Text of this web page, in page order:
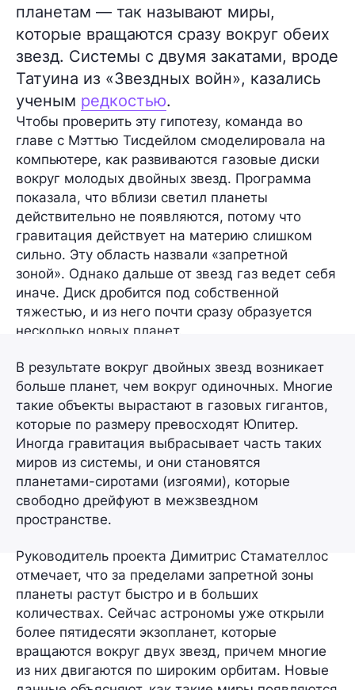
планетам — так называют миры,
которые вращаются сразу вокруг обеих
звезд. Системы с двумя закатами, вроде
Татуина из «Звездных войн», казались
ученым редкостью.
Чтобы проверить эту гипотезу, команда во
главе с Мэттью Тисдейлом смоделировала на
компьютере, как развиваются газовые диски
вокруг молодых двойных звезд. Программа
показала, что вблизи светил планеты
действительно не появляются, потому что
гравитация действует на материю слишком
сильно. Эту область назвали «запретной
зоной». Однако дальше от звезд газ ведет себя
иначе. Диск дробится под собственной
тяжестью, и из него почти сразу образуется
несколько новых планет.
В результате вокруг двойных звезд возникает
больше планет, чем вокруг одиночных. Многие
такие объекты вырастают в газовых гигантов,
которые по размеру превосходят Юпитер.
Иногда гравитация выбрасывает часть таких
миров из системы, и они становятся
планетами-сиротами (изгоями), которые
свободно дрейфуют в межзвездном
пространстве.
Руководитель проекта Димитрис Стамателлос
отмечает, что за пределами запретной зоны
планеты растут быстро и в больших
количествах. Сейчас астрономы уже открыли
более пятидесяти экзопланет, которые
вращаются вокруг двух звезд, причем многие
из них двигаются по широким орбитам. Новые